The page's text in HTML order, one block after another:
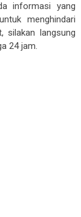
informasi yang
menghindari
silakan langsung
24 jam.